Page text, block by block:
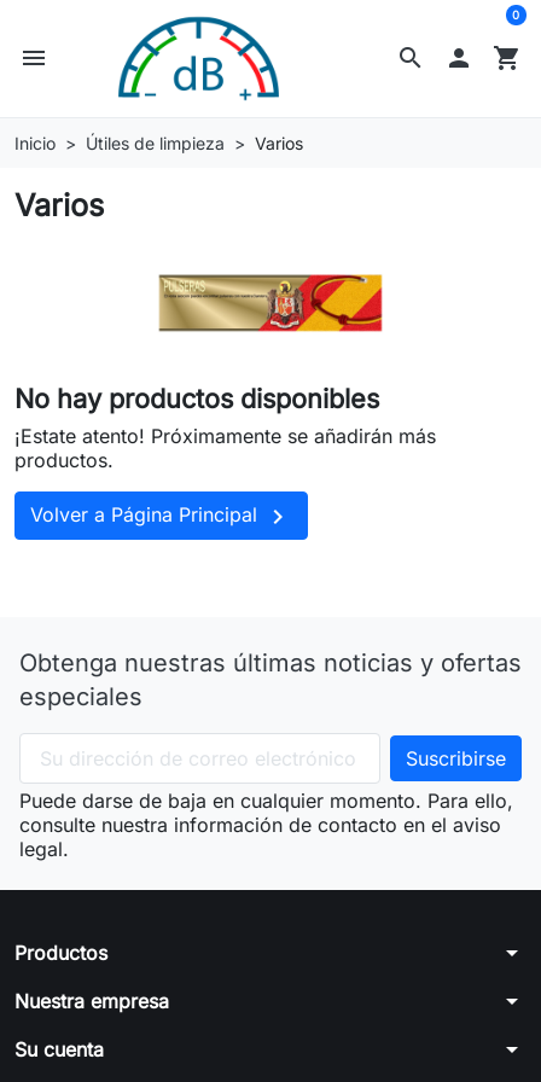
search
menu  shopping_cart
0
Inicio Útiles de limpieza Varios
Varios
No hay productos disponibles
¡Estate atento! Próximamente se añadirán más
productos.
Volver a Página Principal 
Obtenga nuestras últimas noticias y ofertas
especiales
Puede darse de baja en cualquier momento. Para ello,
consulte nuestra información de contacto en el aviso
legal.
Productos arrow_drop_down
Nuestra empresa arrow_drop_down
Su cuenta arrow_drop_down